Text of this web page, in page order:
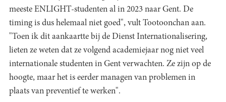
meeste ENLIGHT-studenten al in 2023 naar Gent. De
timing is dus helemaal niet goed", vult Tootoonchan aan.
"Toen ik dit aankaartte bij de Dienst Internationalisering,
lieten ze weten dat ze volgend academiejaar nog niet veel
internationale studenten in Gent verwachten. Ze zijn op de
hoogte, maar het is eerder managen van problemen in
plaats van preventief te werken".